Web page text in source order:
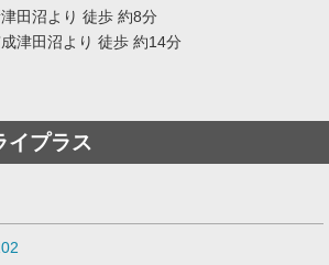
田沼より 徒歩 約8分
津田沼より 徒歩 約14分
イプラス